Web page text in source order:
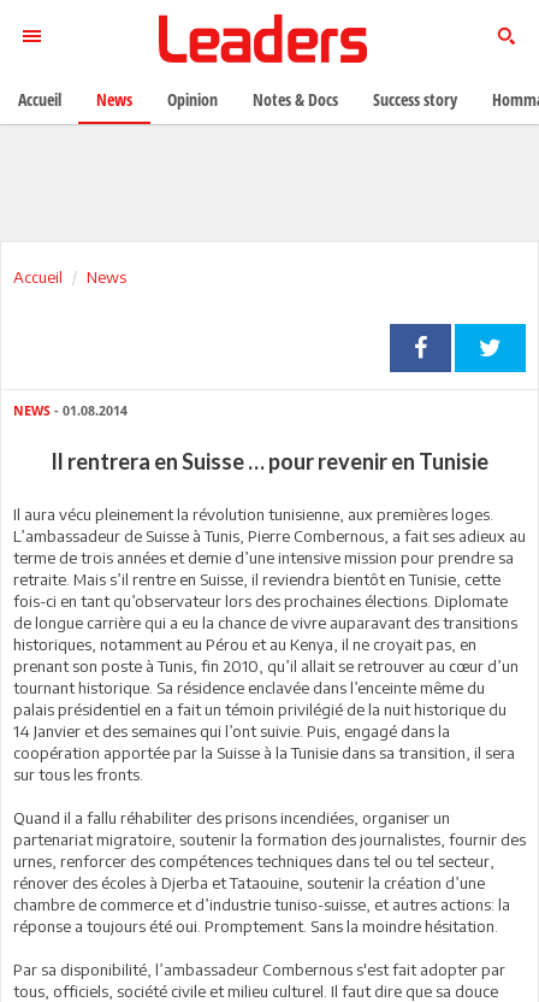
Accueil News
NEWS - 01.08.2014
Il rentrera en Suisse … pour revenir en Tunisie
Il aura vécu pleinement la révolution tunisienne, aux premières loges.
L’ambassadeur de Suisse à Tunis, Pierre Combernous, a fait ses adieux au
terme de trois années et demie d’une intensive mission pour prendre sa
retraite. Mais s’il rentre en Suisse, il reviendra bientôt en Tunisie, cette
fois-ci en tant qu’observateur lors des prochaines élections. Diplomate
de longue carrière qui a eu la chance de vivre auparavant des transitions
historiques, notamment au Pérou et au Kenya, il ne croyait pas, en
prenant son poste à Tunis, fin 2010, qu’il allait se retrouver au cœur d’un
tournant historique. Sa résidence enclavée dans l’enceinte même du
palais présidentiel en a fait un témoin privilégié de la nuit historique du
14 Janvier et des semaines qui l’ont suivie. Puis, engagé dans la
coopération apportée par la Suisse à la Tunisie dans sa transition, il sera
sur tous les fronts.
Quand il a fallu réhabiliter des prisons incendiées, organiser un
partenariat migratoire, soutenir la formation des journalistes, fournir des
urnes, renforcer des compétences techniques dans tel ou tel secteur,
rénover des écoles à Djerba et Tataouine, soutenir la création d’une
chambre de commerce et d’industrie tuniso-suisse, et autres actions: la
réponse a toujours été oui. Promptement. Sans la moindre hésitation.
Par sa disponibilité, l’ambassadeur Combernous s'est fait adopter par
tous, officiels, société civile et milieu culturel. Il faut dire que sa douce
Accueil News Opinion Notes & Docs Success story